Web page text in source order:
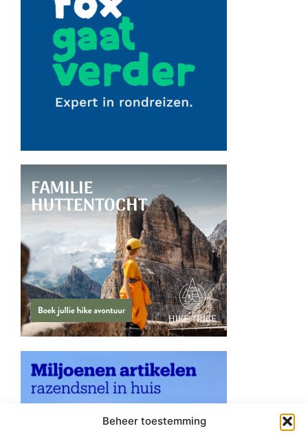
Beheer toestemming